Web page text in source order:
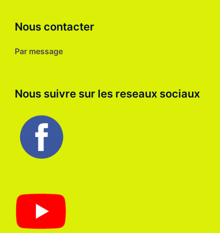
Nous contacter
Par message
Nous suivre sur les reseaux sociaux